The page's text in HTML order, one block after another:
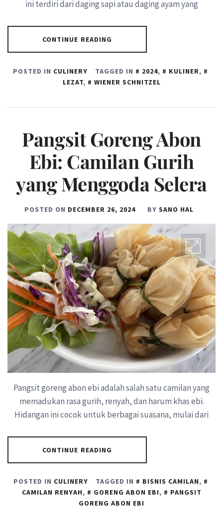
ini terdiri dari daging sapi atau daging ayam yang
CONTINUE READING
POSTED IN CULINERY TAGGED IN 2024, KULINER,
LEZAT, WIENER SCHNITZEL
Pangsit Goreng Abon
Ebi: Camilan Gurih
yang Menggoda Selera
POSTED ON DECEMBER 26, 2024 BY SANO HAL
Pangsit goreng abon ebi adalah salah satu camilan yang
memadukan rasa gurih, renyah, dan harum khas ebi.
Hidangan ini cocok untuk berbagai suasana, mulai dari
CONTINUE READING
POSTED IN CULINERY TAGGED IN BISNIS CAMILAN,
CAMILAN RENYAH, GORENG ABON EBI,
PANGSIT
GORENG ABON EBI